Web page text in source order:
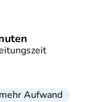
Aufwand